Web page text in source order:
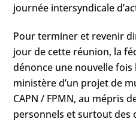
journée intersyndicale
Pour terminer et revenir
jour de cette réunion, la
dénonce une nouvelle
ministère d’un projet de
CAPN / FPMN, au mépris
personnels et surtout des